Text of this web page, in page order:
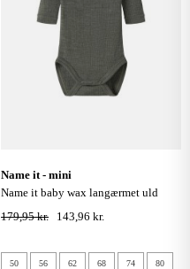
name it - mini
name it baby wax langærmet uld
bodystocking - mulled basil
179,95 kr. 143,96 kr.
50 56 62 68 74 80